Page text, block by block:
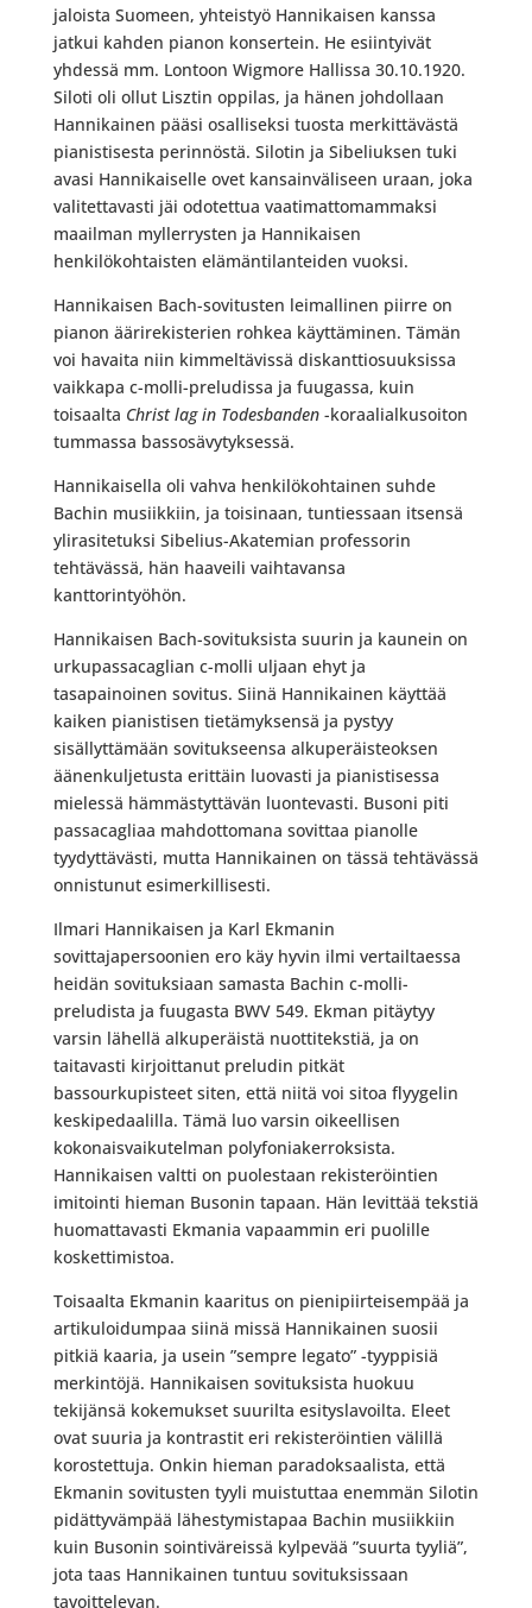
jaloista Suomeen, yhteistyö Hannikaisen kanssa
jatkui kahden pianon konsertein. He esiintyivät
yhdessä mm. Lontoon Wigmore Hallissa 30.10.1920.
Siloti oli ollut Lisztin oppilas, ja hänen johdollaan
Hannikainen pääsi osalliseksi tuosta merkittävästä
pianistisesta perinnöstä. Silotin ja Sibeliuksen tuki
avasi Hannikaiselle ovet kansainväliseen uraan, joka
valitettavasti jäi odotettua vaatimattomammaksi
maailman myllerrysten ja Hannikaisen
henkilökohtaisten elämäntilanteiden vuoksi.
Hannikaisen Bach-sovitusten leimallinen piirre on
pianon äärirekisterien rohkea käyttäminen. Tämän
voi havaita niin kimmeltävissä diskanttiosuuksissa
vaikkapa c-molli-preludissa ja fuugassa, kuin
toisaalta Christ lag in Todesbanden -koraalialkusoiton
tummassa bassosävytyksessä.
Hannikaisella oli vahva henkilökohtainen suhde
Bachin musiikkiin, ja toisinaan, tuntiessaan itsensä
ylirasitetuksi Sibelius-Akatemian professorin
tehtävässä, hän haaveili vaihtavansa
kanttorintyöhön.
Hannikaisen Bach-sovituksista suurin ja kaunein on
urkupassacaglian c-molli uljaan ehyt ja
tasapainoinen sovitus. Siinä Hannikainen käyttää
kaiken pianistisen tietämyksensä ja pystyy
sisällyttämään sovitukseensa alkuperäisteoksen
äänenkuljetusta erittäin luovasti ja pianistisessa
mielessä hämmästyttävän luontevasti. Busoni piti
passacagliaa mahdottomana sovittaa pianolle
tyydyttävästi, mutta Hannikainen on tässä tehtävässä
onnistunut esimerkillisesti.
Ilmari Hannikaisen ja Karl Ekmanin
sovittajapersoonien ero käy hyvin ilmi vertailtaessa
heidän sovituksiaan samasta Bachin c-molli-
preludista ja fuugasta BWV 549. Ekman pitäytyy
varsin lähellä alkuperäistä nuottitekstiä, ja on
taitavasti kirjoittanut preludin pitkät
bassourkupisteet siten, että niitä voi sitoa flyygelin
keskipedaalilla. Tämä luo varsin oikeellisen
kokonaisvaikutelman polyfoniakerroksista.
Hannikaisen valtti on puolestaan rekisteröintien
imitointi hieman Busonin tapaan. Hän levittää tekstiä
huomattavasti Ekmania vapaammin eri puolille
koskettimistoa.
Toisaalta Ekmanin kaaritus on pienipiirteisempää ja
artikuloidumpaa siinä missä Hannikainen suosii
pitkiä kaaria, ja usein ”sempre legato” -tyyppisiä
merkintöjä. Hannikaisen sovituksista huokuu
tekijänsä kokemukset suurilta esityslavoilta. Eleet
ovat suuria ja kontrastit eri rekisteröintien välillä
korostettuja. Onkin hieman paradoksaalista, että
Ekmanin sovitusten tyyli muistuttaa enemmän Silotin
pidättyvämpää lähestymistapaa Bachin musiikkiin
kuin Busonin sointiväreissä kylpevää ”suurta tyyliä”,
jota taas Hannikainen tuntuu sovituksissaan
tavoittelevan.